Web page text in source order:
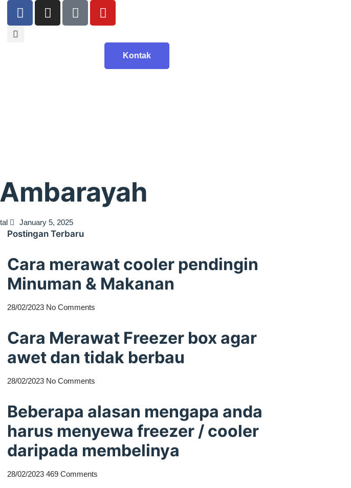
Kontak
January 5, 2025
Postingan Terbaru
Cara merawat cooler pendingin
Minuman & Makanan
28/02/2023 No Comments
Cara Merawat Freezer box agar
awet dan tidak berbau
28/02/2023 No Comments
Beberapa alasan mengapa anda
harus menyewa freezer / cooler
daripada membelinya
28/02/2023 469 Comments